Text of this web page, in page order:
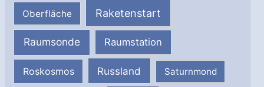
Oberfläche Raketenstart
Raumsonde Raumstation
Roskosmos Russland Saturnmond